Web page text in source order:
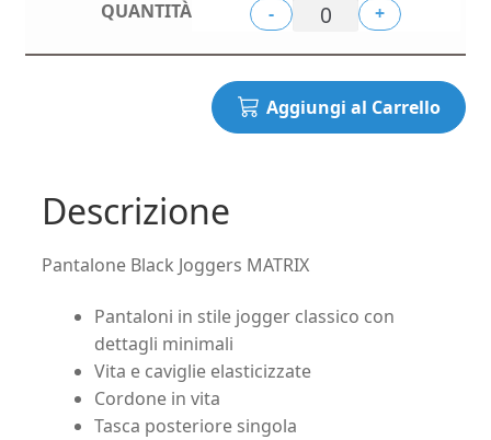
-
+
Aggiungi al Carrello
Descrizione
Pantalone Black Joggers MATRIX
Pantaloni in stile jogger classico con
dettagli minimali
Vita e caviglie elasticizzate
Cordone in vita
Tasca posteriore singola